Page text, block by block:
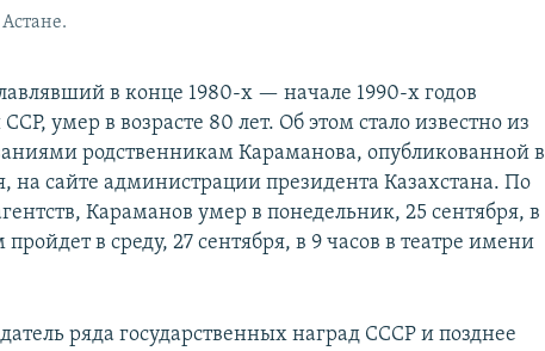
в конце 1980-х — начале 1990-х годов
умер в возрасте 80 лет. Об этом стало известно из
родственникам Караманова, опубликованной в
на сайте администрации президента Казахстана. По
Караманов умер в понедельник, 25 сентября, в
в среду, 27 сентября, в 9 часов в театре имени
ряда государственных наград СССР и позднее